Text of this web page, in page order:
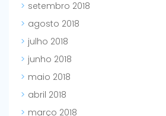
setembro 2018
agosto 2018
julho 2018
junho 2018
maio 2018
abril 2018
março 2018